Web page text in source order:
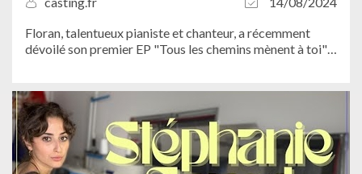
Floran, talentueux pianiste et chanteur, a récemment
dévoilé son premier EP "Tous les chemins mènent à toi".
des compositions...